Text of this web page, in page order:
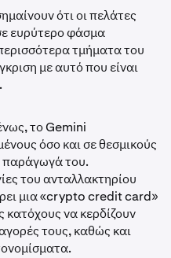
ότι οι πελάτες
ευρύτερο φάσμα
τμήματα του
με αυτό που είναι
το Gemini
όσο και σε θεσμικούς
παράγωγά του.
του ανταλλακτηρίου
μια «crypto credit card»
κατόχους να κερδίζουν
τους, καθώς και